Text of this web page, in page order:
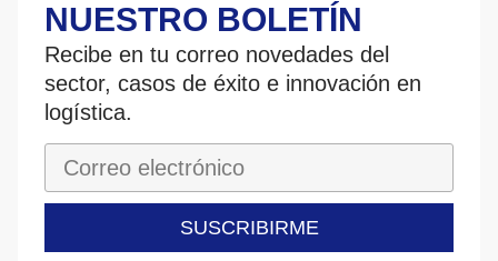
NUESTRO BOLETÍN
Recibe en tu correo novedades del
sector, casos de éxito e innovación en
logística.
SUSCRIBIRME